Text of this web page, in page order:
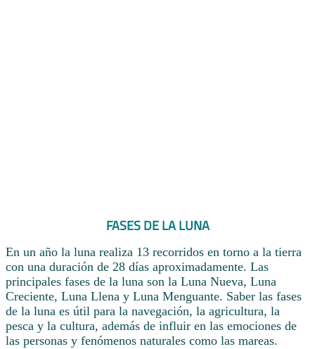
FASES DE LA LUNA
En un año la luna realiza 13 recorridos en torno a la tierra
con una duración de 28 días aproximadamente. Las
principales fases de la luna son la Luna Nueva, Luna
Creciente, Luna Llena y Luna Menguante. Saber las fases
de la luna es útil para la navegación, la agricultura, la
pesca y la cultura, además de influir en las emociones de
las personas y fenómenos naturales como las mareas.